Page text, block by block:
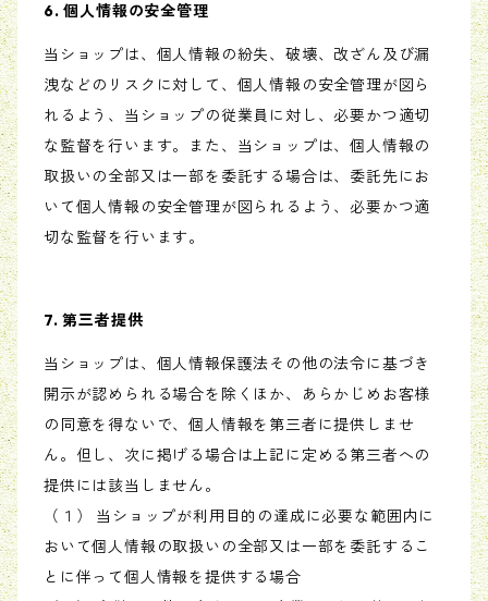
6. 個人情報の安全管理
当ショップは、個人情報の紛失、破壊、改ざん及び漏
洩などのリスクに対して、個人情報の安全管理が図ら
れるよう、当ショップの従業員に対し、必要かつ適切
な監督を行います。また、当ショップは、個人情報の
取扱いの全部又は一部を委託する場合は、委託先にお
いて個人情報の安全管理が図られるよう、必要かつ適
切な監督を行います。
7. 第三者提供
当ショップは、個人情報保護法その他の法令に基づき
開示が認められる場合を除くほか、あらかじめお客様
の同意を得ないで、個人情報を第三者に提供しませ
ん。但し、次に掲げる場合は上記に定める第三者への
提供には該当しません。
（１） 当ショップが利用目的の達成に必要な範囲内に
おいて個人情報の取扱いの全部又は一部を委託するこ
とに伴って個人情報を提供する場合